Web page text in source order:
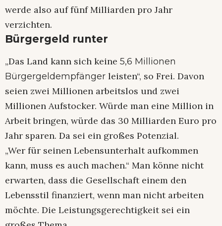
werde also auf fünf Milliarden pro Jahr
verzichten.
Bürgergeld runter
„Das Land kann sich keine 5,6 Millionen
Bürgergeldempfänger leisten“, so Frei. Davon
seien zwei Millionen arbeitslos und zwei
Millionen Aufstocker. Würde man eine Million in
Arbeit bringen, würde das 30 Milliarden Euro pro
Jahr sparen. Da sei ein großes Potenzial.
„Wer für seinen Lebensunterhalt aufkommen
kann, muss es auch machen.“ Man könne nicht
erwarten, dass die Gesellschaft einem den
Lebensstil finanziert, wenn man nicht arbeiten
möchte. Die Leistungsgerechtigkeit sei ein